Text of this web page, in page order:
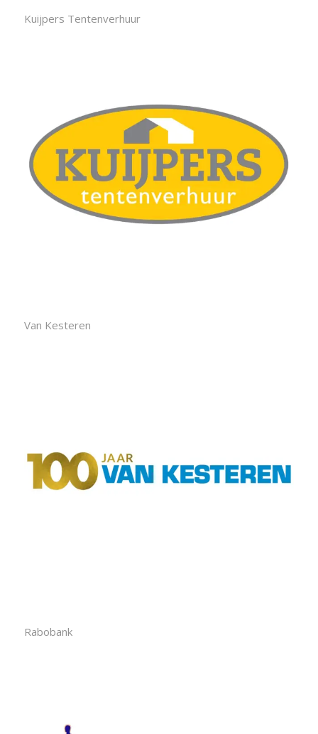
Kuijpers Tentenverhuur
Van Kesteren
Rabobank